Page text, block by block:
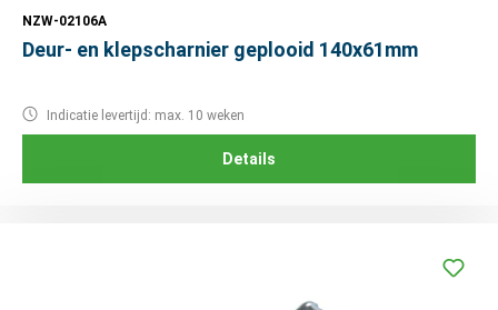
NZW-02106A
Deur- en klepscharnier geplooid 140x61mm
Indicatie levertijd: max. 10 weken
Details